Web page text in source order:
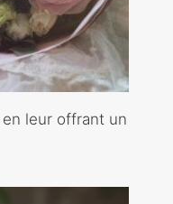
leur offrant un